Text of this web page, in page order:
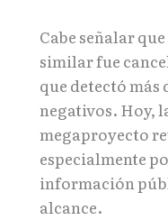
Cabe señalar
similar fue
que detectó más
negativos. Hoy,
megaproyecto
especialmente
información
alcance.